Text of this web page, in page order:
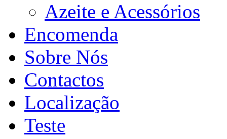
Azeite e Acessórios
Encomenda
Sobre Nós
Contactos
Localização
Teste